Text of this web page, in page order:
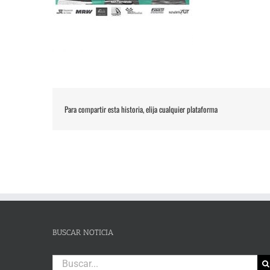
Para compartir esta historia, elija cualquier plataforma
BUSCAR NOTICIA
Buscar: